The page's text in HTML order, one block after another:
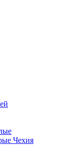
Чехия